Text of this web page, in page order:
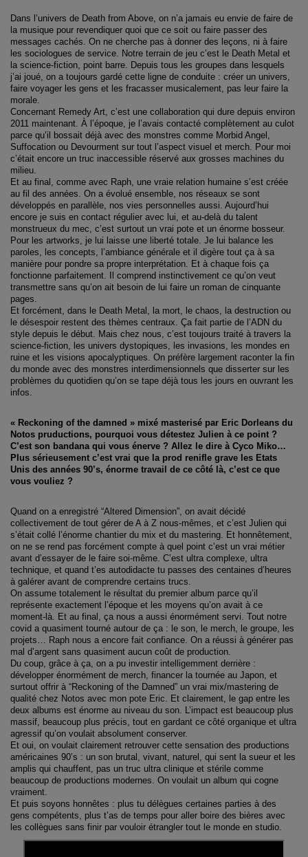
Dans l’univers de Death from Above, on n’a jamais eu envie de faire de
la musique pour revendiquer quoi que ce soit ou faire passer des
messages cachés. On ne cherche pas à donner des leçons, ni à faire
les sociologues de service. Notre terrain de jeu c’est le Death Metal et
la science-fiction, point barre. Depuis tous les groupes dans lesquels
j’ai joué, on a toujours gardé cette ligne de conduite : créer un univers,
faire voyager les gens et les fracasser musicalement, pas leur faire la
morale.
Concernant Remedy Art, c’est une collaboration qui dure depuis environ
2011 maintenant. À l’époque, je l’avais contacté complètement au culot
parce qu’il bossait déjà avec des monstres comme Morbid Angel,
Suffocation ou Devourment sur tout l’aspect visuel et merch. Pour moi
c’était encore un truc inaccessible réservé aux grosses machines du
milieu.
Et au final, comme avec Raph, une vraie relation humaine s’est créée
au fil des années. On a évolué ensemble, nos réseaux se sont
développés en parallèle, nos vies personnelles aussi. Aujourd’hui
encore je suis en contact régulier avec lui, et au-delà du talent
monstrueux du mec, c’est surtout un vrai pote et un énorme bosseur.
Pour les artworks, je lui laisse une liberté totale. Je lui balance les
paroles, les concepts, l’ambiance générale et il digère tout ça à sa
manière pour pondre sa propre interprétation. Et à chaque fois ça
fonctionne parfaitement. Il comprend instinctivement ce qu’on veut
transmettre sans qu’on ait besoin de lui faire un roman de cinquante
pages.
Et forcément, dans le Death Metal, la mort, le chaos, la destruction ou
le désespoir restent des thèmes centraux. Ça fait partie de l’ADN du
style depuis le début. Mais chez nous, c’est toujours traité à travers la
science-fiction, les univers dystopiques, les invasions, les mondes en
ruine et les visions apocalyptiques. On préfère largement raconter la fin
du monde avec des monstres interdimensionnels que disserter sur les
problèmes du quotidien qu’on se tape déjà tous les jours en ouvrant les
infos.
« Reckoning of the damned » mixé masterisé par Eric Dorleans du
Notos pruductions, pourquoi vous détestez Julien à ce point ?
C’est son bandana qui vous énerve ? Allez le dire à Cyco Miko…
Plus sérieusement c’est vrai que la prod renifle grave les Etats
Unis des années 90’s, énorme travail de ce côté là, c’est ce que
vous vouliez ?
Quand on a enregistré “Altered Dimension”, on avait décidé
collectivement de tout gérer de A à Z nous-mêmes, et c’est Julien qui
s’était collé l’énorme chantier du mix et du mastering. Et honnêtement,
on ne se rend pas forcément compte à quel point c’est un vrai métier
avant d’essayer de le faire soi-même. C’est ultra complexe, ultra
technique, et quand t’es autodidacte tu passes des centaines d’heures
à galérer avant de comprendre certains trucs.
On assume totalement le résultat du premier album parce qu’il
représente exactement l’époque et les moyens qu’on avait à ce
moment-là. Et au final, ça nous a aussi énormément servi. Tout notre
covid a quasiment tourné autour de ça : le son, le merch, le groupe, les
projets… Raph nous a encore fait confiance. On a réussi à générer pas
mal d’argent sans quasiment aucun coût de production.
Du coup, grâce à ça, on a pu investir intelligemment derrière :
développer énormément de merch, financer la tournée au Japon, et
surtout offrir à “Reckoning of the Damned” un vrai mix/mastering de
qualité chez Notos avec mon pote Eric. Et clairement, le gap entre les
deux albums est énorme au niveau du son. L’impact est beaucoup plus
massif, beaucoup plus précis, tout en gardant ce côté organique et ultra
agressif qu’on voulait absolument conserver.
Et oui, on voulait clairement retrouver cette sensation des productions
américaines 90’s : un son brutal, vivant, naturel, qui sent la sueur et les
amplis qui chauffent, pas un truc ultra clinique et stérile comme
beaucoup de productions modernes. On voulait un album qui cogne
vraiment.
Et puis soyons honnêtes : plus tu délègues certaines parties à des
gens compétents, plus t’as de temps pour aller boire des bières avec
les collègues sans finir par vouloir étrangler tout le monde en studio.